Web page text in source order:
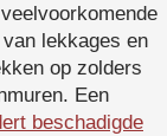
lekkages en
op zolders
Een
beschadigde